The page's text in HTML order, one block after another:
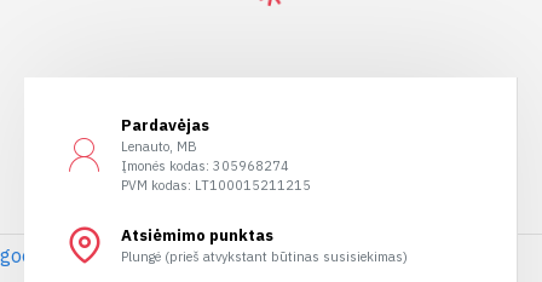
google maps iframe embed
Pardavėjas
Lenauto, MB
Įmonės kodas: 305968274
PVM kodas: LT100015211215
Atsiėmimo punktas
Plungė (prieš atvykstant būtinas susisiekimas)